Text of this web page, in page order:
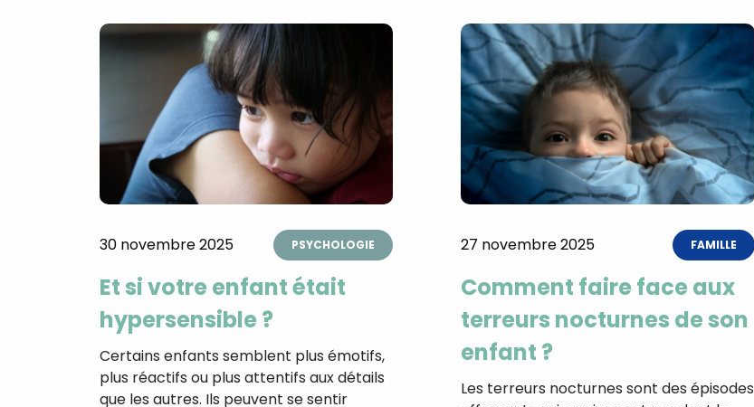
30 novembre 2025 PSYCHOLOGIE
Et si votre enfant était
hypersensible ?
Certains enfants semblent plus émotifs,
plus réactifs ou plus attentifs aux détails
que les autres. Ils peuvent se sentir
27 novembre 2025 FAMILLE
Comment faire face aux
terreurs nocturnes de son
enfant ?
Les terreurs nocturnes sont des épisodes